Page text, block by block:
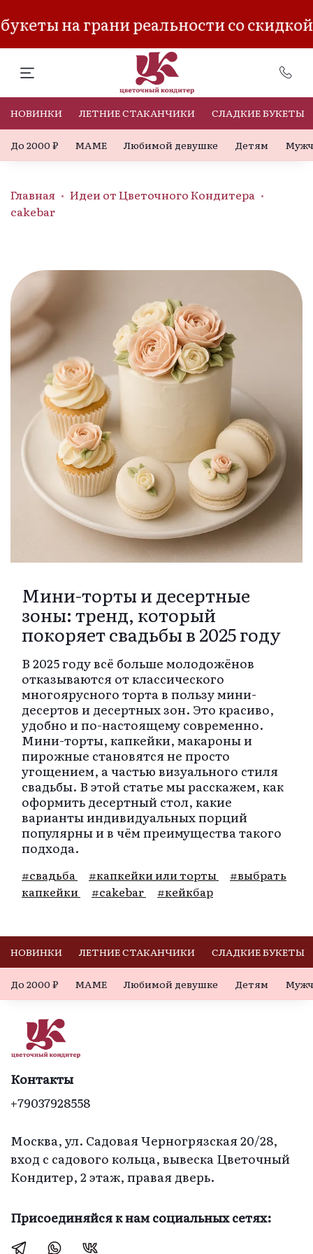
на грани реальности со
НОВИНКИ ЛЕТНИЕ СТАКАНЧИКИ СЛАДКИЕ БУКЕТЫ
До 2000 ₽ МАМЕ Любимой девушке Детям
Главная
Идеи от Цветочного Кондитера
cakebar
Мини-торты и десертные
зоны: тренд, который
покоряет свадьбы в 2025 году
В 2025 году всё больше молодожёнов
отказываются от классического
многоярусного торта в пользу мини-
десертов и десертных зон. Это красиво,
удобно и по-настоящему современно.
Мини-торты, капкейки, макароны и
пирожные становятся не просто
угощением, а частью визуального стиля
свадьбы. В этой статье мы расскажем, как
оформить десертный стол, какие
варианты индивидуальных порций
популярны и в чём преимущества такого
подхода.
#свадьба #капкейки или торты
#выбрать
капкейки
#cakebar #кейкбар
НОВИНКИ ЛЕТНИЕ СТАКАНЧИКИ СЛАДКИЕ БУКЕТЫ
До 2000 ₽ МАМЕ Любимой девушке Детям
Контакты
+79037928558
Москва, ул. Садовая Черногрязская 20/28,
вход с садового кольца, вывеска Цветочный
Кондитер, 2 этаж, правая дверь.
Присоединяйся к нам социальных сетях: